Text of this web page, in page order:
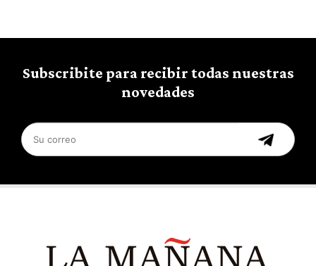
Subscribite para recibir todas nuestras
novedades